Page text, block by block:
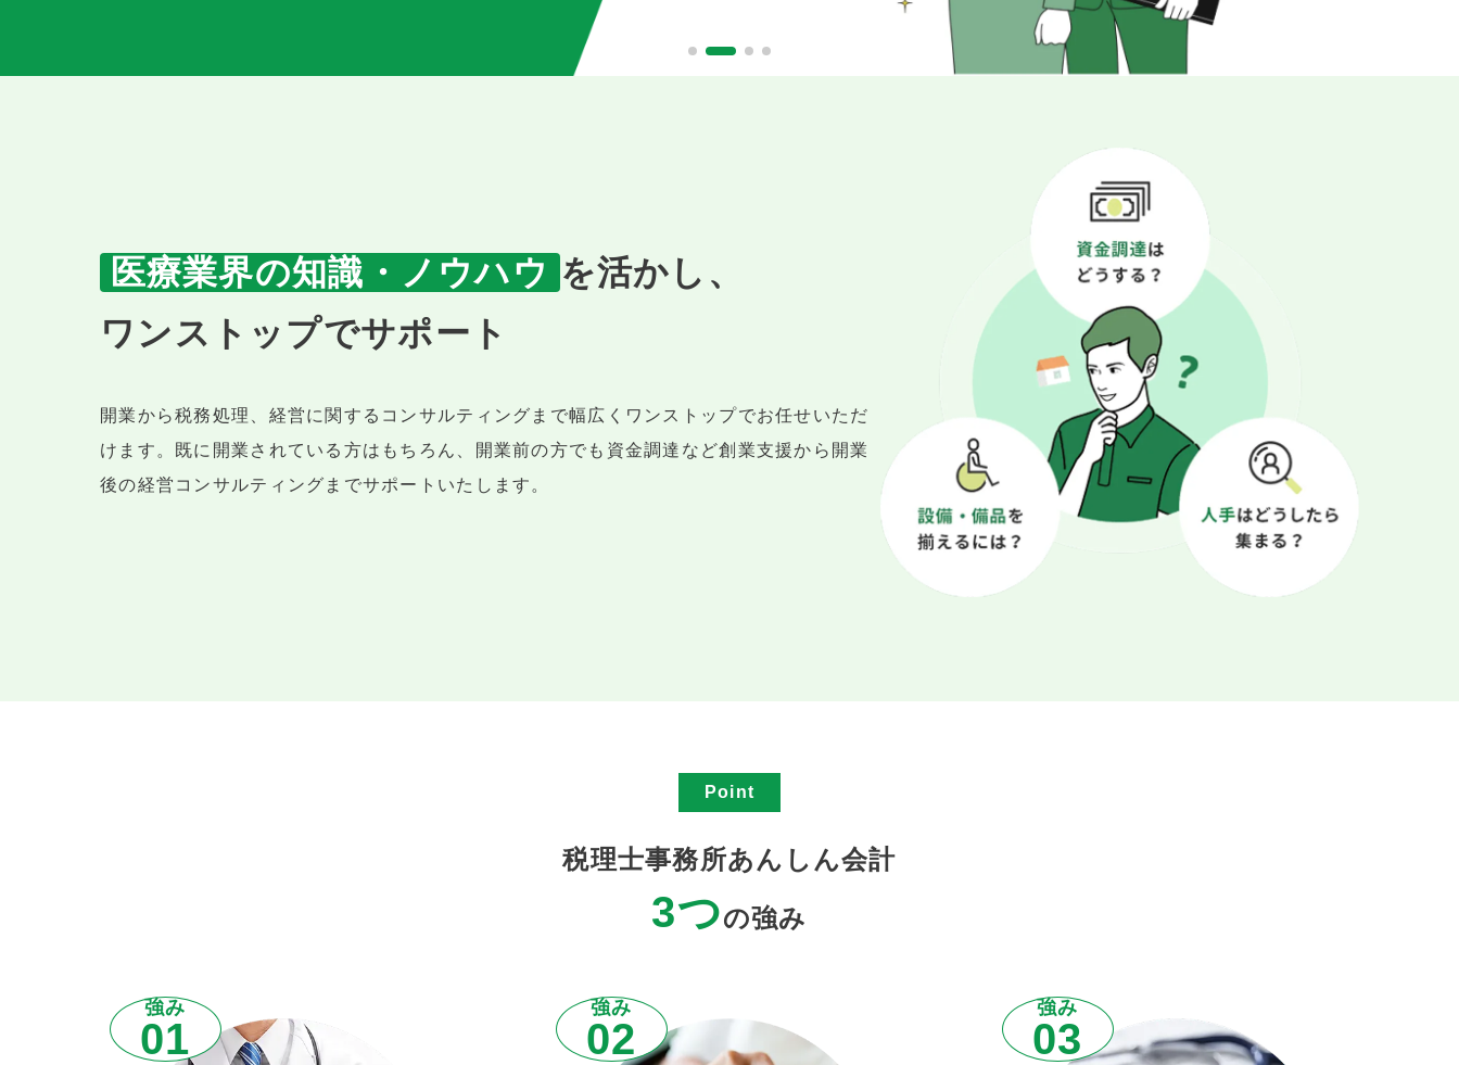
医療業界の知識・ノウハウ を活かし、
ワンストップでサポート
開業から税務処理、経営に関するコンサルティングまで幅広くワンストップでお任せいただ
けます。既に開業されている方はもちろん、開業前の方でも資金調達など創業支援から開業
後の経営コンサルティングまでサポートいたします。
Point
税理士事務所あんしん会計
3つの強み
強み
01
強み
02
強み
03